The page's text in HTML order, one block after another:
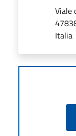
Viale
Italia